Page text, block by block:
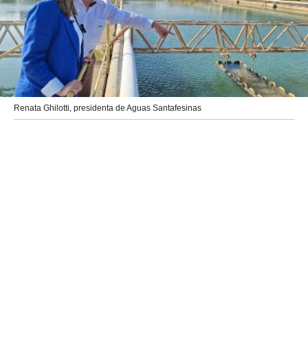
Renata Ghilotti, presidenta de Aguas Santafesinas